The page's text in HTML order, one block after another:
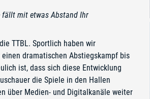
fällt mit etwas Abstand Ihr
TTBL. Sportlich haben wir
dramatischen Abstiegskampf bis
ist, dass sich diese Entwicklung
die Spiele in den Hallen
über Medien- und Digitalkanäle weiter